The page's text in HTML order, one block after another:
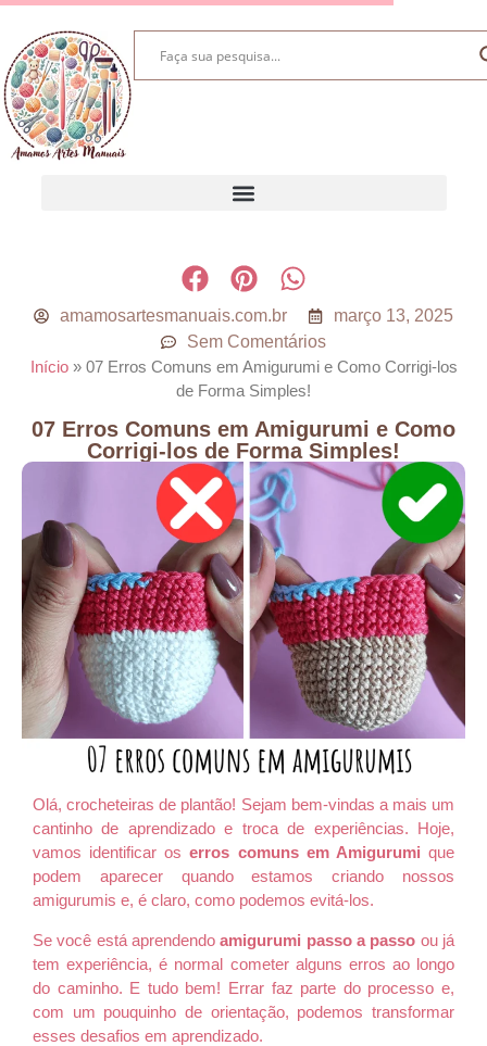
amamosartesmanuais.com.br
março 13, 2025
Sem Comentários
Início» 07 Erros Comuns em Amigurumi e Como Corrigi-los
de Forma Simples!
07 Erros Comuns em Amigurumi e Como
Corrigi-los de Forma Simples!
Olá, crocheteiras de plantão! Sejam bem-vindas a mais um
cantinho de aprendizado e troca de experiências. Hoje,
vamos identificar oserros comuns em Amigurumi que
podem aparecer quando estamos criando nossos
amigurumis e, é claro, como podemos evitá-los.
Se você está aprendendoamigurumi passo a passo ou já
tem experiência, é normal cometer alguns erros ao longo
do caminho. E tudo bem! Errar faz parte do processo e,
com um pouquinho de orientação, podemos transformar
esses desafios em aprendizado.